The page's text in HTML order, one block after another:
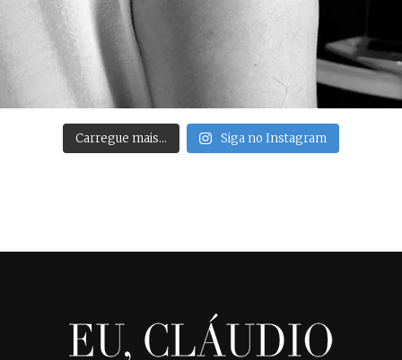
Carregue mais… Siga no Instagram